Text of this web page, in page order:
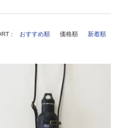
: おすすめ順 価格順 新着順